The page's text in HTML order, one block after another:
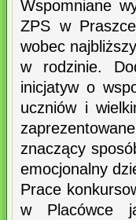
Wspomniane
ZPS w
wobec
w rodzinie.
inicjatyw o
uczniów i
znaczący
emocjonalny
Prace
w Placówce